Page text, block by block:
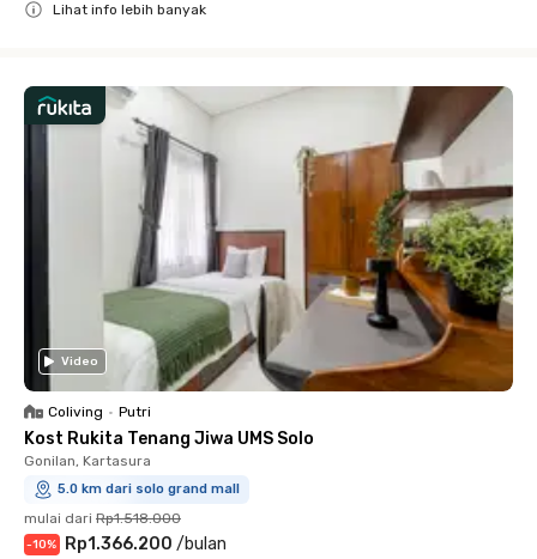
Lihat info lebih banyak
Video
Coliving • Putri
Kost Rukita Tenang Jiwa UMS Solo
Gonilan, Kartasura
5.0 km dari solo grand mall
mulai dari Rp1.518.000
-10% Rp1.366.200 /bulan